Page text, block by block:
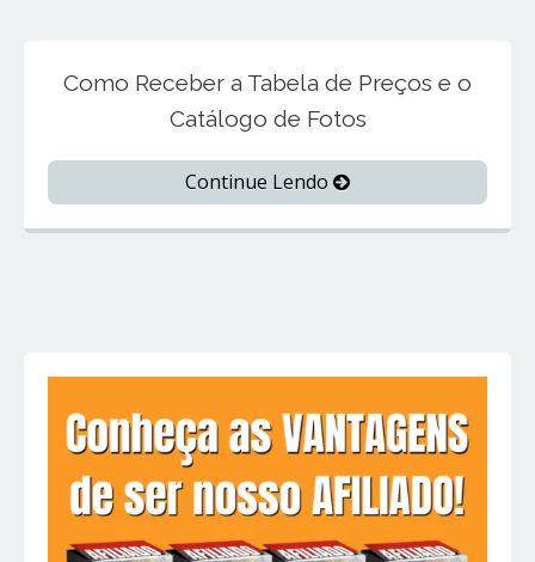
Como Receber a Tabela de Preços e o
Catálogo de Fotos
Continue Lendo